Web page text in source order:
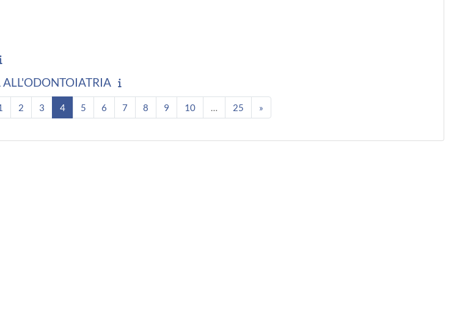
precedente
Pagina 1
2Pagina 2
3Pagina 3
4Pagina 4
5Pagina 5
6Pagina 6
7Pagina 7
8Pagina 8
9Pagina 9
10Pagina 1025Pagina 25
»Pagina successiva